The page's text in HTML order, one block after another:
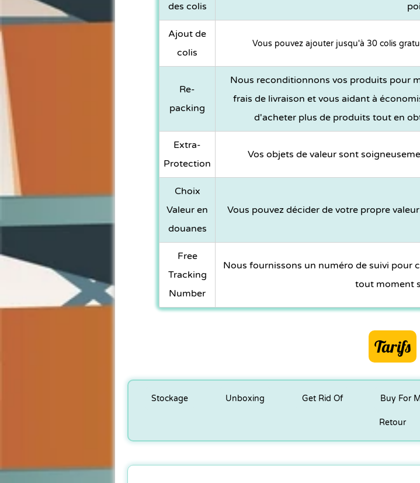
des colis
Ajout de
colis
Vous pouvez ajouter jusqu'à 30 colis
Re-
packing
Nous reconditionnons vos produits pour
frais de livraison et vous aidant à
d'acheter plus de produits tout en
Extra-
Protection
Vos objets de valeur sont
Choix
Valeur en
douanes
Vous pouvez décider de votre propre
Free
Tracking
Number
Nous fournissons un numéro de suivi pour
tout moment
Tarifs
Stockage Unboxing Get Rid Of Buy For
Retour